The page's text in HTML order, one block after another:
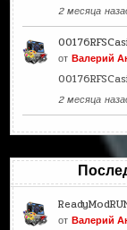
2 месяца
отВалерий
2 месяца
отВалерий